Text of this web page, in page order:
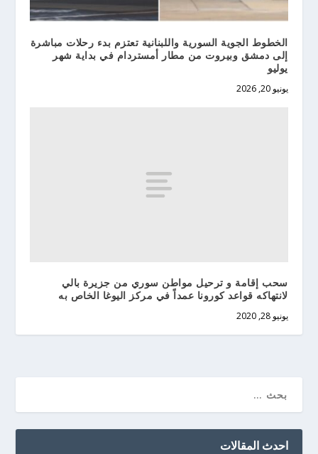
الخطوط الجوية السورية واللبنانية تعتزم بدء رحلات مباشرة
إلى دمشق وبيروت من مطار أمستردام في بداية شهر
يوليو
يونيو 20, 2026
سحب إقامة و ترحيل مواطن سوري من جزيرة بالي
لانتهاكه قواعد كورونا عمداً في مركز اليوغا الخاص به
يونيو 28, 2020
احدث المقالات